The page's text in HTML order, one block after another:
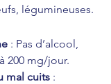
légumineuses.
: Pas d’alcool,
200 mg/jour.
mal cuits :